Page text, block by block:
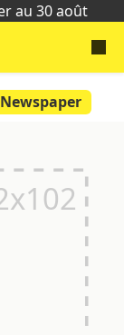
au 30 août
Newspaper